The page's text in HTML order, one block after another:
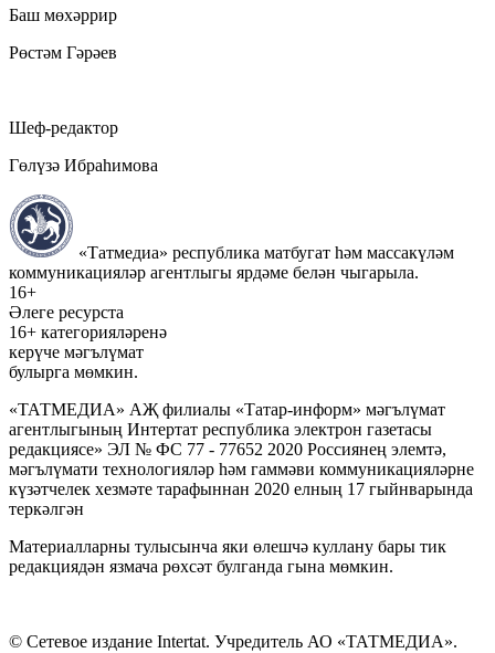
Баш мөхәррир
Рөстәм Гәрәев
Шеф-редактор
Гөлүзә Ибраһимова
«Татмедиа» республика матбугат һәм массакүләм
коммуникацияләр агентлыгы ярдәме белән чыгарыла.
16+
Әлеге ресурста
16+ категорияләренә
керүче мәгълүмат
булырга мөмкин.
«ТАТМЕДИА» АҖ филиалы «Татар-информ» мәгълүмат
агентлыгының Интертат республика электрон газетасы
редакциясе» ЭЛ № ФС 77 - 77652 2020 Россиянең элемтә,
мәгълүмати технологияләр һәм гаммәви коммуникацияләрне
күзәтчелек хезмәте тарафыннан 2020 елның 17 гыйнварында
теркәлгән
Материалларны тулысынча яки өлешчә куллану бары тик
редакциядән язмача рөхсәт булганда гына мөмкин.
© Сетевое издание Intertat. Учредитель АО «ТАТМЕДИА».